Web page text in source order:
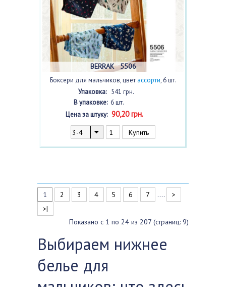
BERRAK 5506
Боксери для мальчиков, цвет ассорти, 6 шт.
Упаковка: 541 грн.
В упаковке:6 шт.
Цена за штуку:90,20 грн.
1 2 3 4 5 6 7 ....
>
>|
Показано с 1 по 24 из 207 (страниц: 9)
Выбираем нижнее
белье для